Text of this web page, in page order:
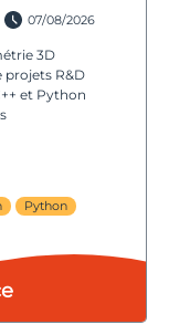
07/08/2026
3D
projets R&D
et Python
Python